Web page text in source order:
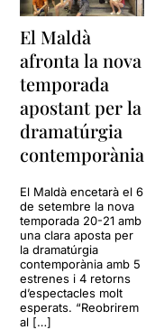
El Maldà
afronta la nova
temporada
apostant per la
dramatúrgia
contemporània
El Maldà encetarà el 6
de setembre la nova
temporada 20-21 amb
una clara aposta per
la dramatúrgia
contemporània amb 5
estrenes i 4 retorns
d’espectacles molt
esperats. “Reobrirem
al […]